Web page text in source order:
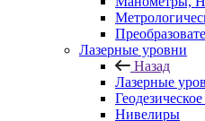
Лазерные уровни
Назад
Лазерные
Нивелиры